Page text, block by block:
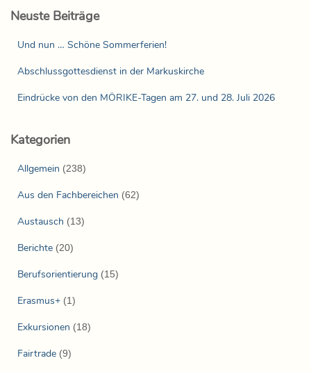
Neuste Beiträge
Und nun … Schöne Sommerferien!
Abschlussgottesdienst in der Markuskirche
Eindrücke von den MÖRIKE-Tagen am 27. und 28. Juli 2026
Kategorien
Allgemein (238)
Aus den Fachbereichen (62)
Austausch (13)
Berichte (20)
Berufsorientierung (15)
Erasmus+ (1)
Exkursionen (18)
Fairtrade (9)